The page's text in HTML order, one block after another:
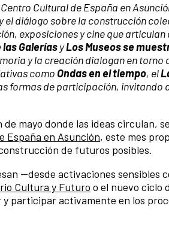
Cultural de España en
el diálogo sobre la construcción
exposiciones y cine que
las GaleríasyLos Museos se
y la creación dialogan en
como Ondas en el tiempo, el
formas de participación,
mayo donde las ideas circulan,
España en Asunción, este mes
de futuros posibles.
—desde activaciones sensibles
Cultura y Futuro o el nuevo ciclo
participar activamente en los